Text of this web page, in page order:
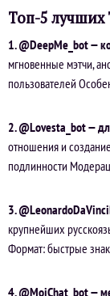
Топ-5 лучших
1. @DeepMe_bot —
мгновенные мэтчи,
пользователей
2. @Lovesta_bot —
отношения и
подлинности
3.
крупнейших
Формат: быстрые
4. @MoiChat_bot —